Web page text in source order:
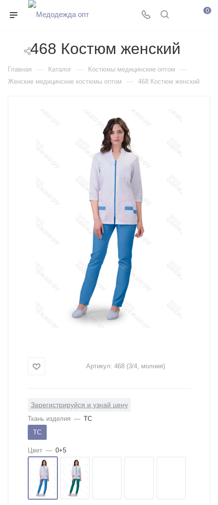
0
468 Костюм женский
Главная — Каталог — Костюмы медицинские оптом —
Женские медицинские костюмы оптом — 468 Костюм женский
Артикул: 468 (3/4, молния)
Зарегистрируйся и узнай цену
Ткань изделия — ТС
ТС
Цвет — 0+5